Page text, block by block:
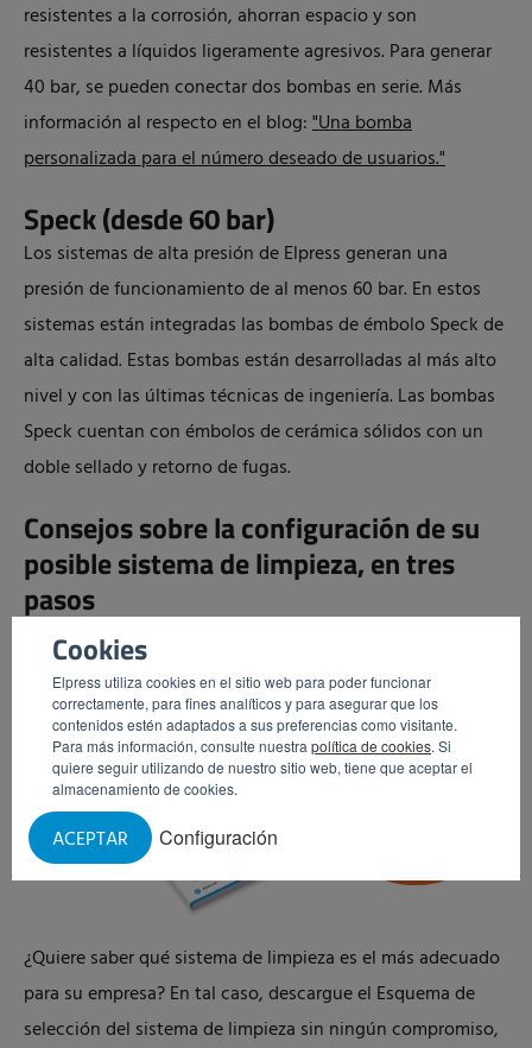
Cookies
Elpress utiliza cookies en el sitio web para poder funcionar
correctamente, para fines analíticos y para asegurar que los
contenidos estén adaptados a sus preferencias como visitante.
Para más información, consulte nuestra política de cookies. Si
quiere seguir utilizando de nuestro sitio web, tiene que aceptar el
almacenamiento de cookies.
Configuración
ACEPTAR
resistentes a la corrosión, ahorran espacio y son
resistentes a líquidos ligeramente agresivos. Para generar
40 bar, se pueden conectar dos bombas en serie. Más
información al respecto en el blog:"Una bomba
personalizada para el número deseado de usuarios."
Speck (desde 60 bar)
Los sistemas de alta presión de Elpress generan una
presión de funcionamiento de al menos 60 bar. En estos
sistemas están integradas las bombas de émbolo Speck de
alta calidad. Estas bombas están desarrolladas al más alto
nivel y con las últimas técnicas de ingeniería. Las bombas
Speck cuentan con émbolos de cerámica sólidos con un
doble sellado y retorno de fugas.
Consejos sobre la configuración de su
posible sistema de limpieza, en tres
pasos
¿Quiere saber qué sistema de limpieza es el más adecuado
para su empresa? En tal caso, descargue el Esquema de
selección del sistema de limpieza sin ningún compromiso,